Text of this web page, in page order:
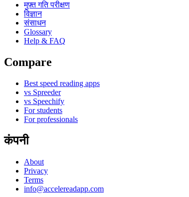
मुफ़्त गति परीक्षण
विज्ञान
संसाधन
Glossary
Help & FAQ
Compare
Best speed reading apps
vs Spreeder
vs Speechify
For students
For professionals
कंपनी
About
Privacy
Terms
info@accelereadapp.com